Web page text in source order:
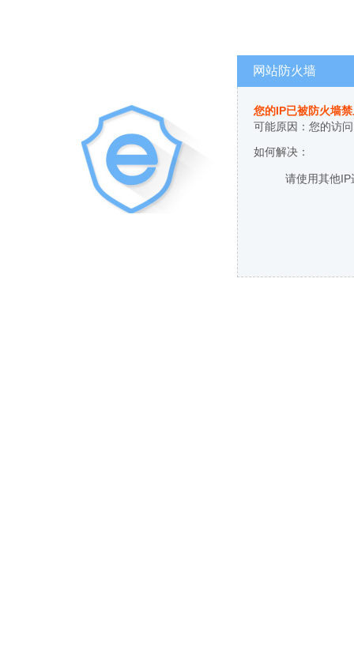
网站防火墙
您的IP已被防火墙
可能原因：您的访
如何解决：
请使用其他